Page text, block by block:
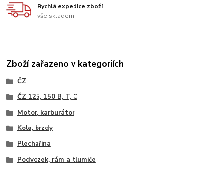
Rychlá expedice zboží
vše skladem
Zboží zařazeno v kategoriích
ČZ
ČZ 125, 150 B, T, C
Motor, karburátor
Kola, brzdy
Plechařina
Podvozek, rám a tlumiče